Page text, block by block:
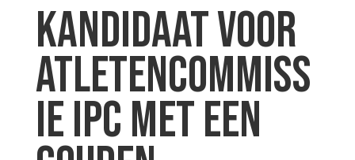
KANDIDAAT VOOR
ATLETENCOMMISS
IE IPC MET EEN